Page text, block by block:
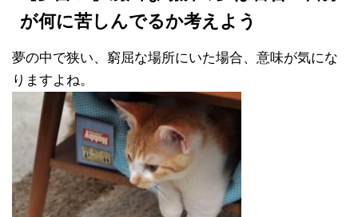
が何に苦しんでるか考えよう
夢の中で狭い、窮屈な場所にいた場合、意味が気にな
りますよね。